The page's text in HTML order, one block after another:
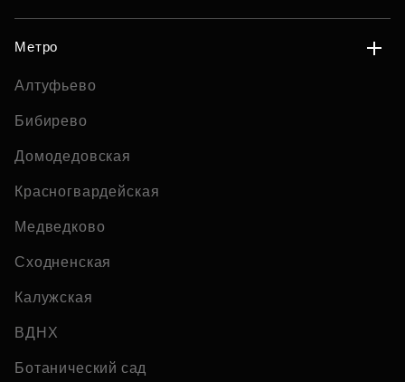
Метро
Алтуфьево
Бибирево
Домодедовская
Красногвардейская
Медведково
Сходненская
Калужская
ВДНХ
Ботанический сад